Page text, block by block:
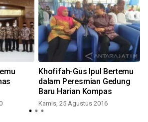
Khofifah-Gus Ipul Bertemu
dalam Peresmian Gedung
Baru Harian Kompas
Kamis, 25 Agustus 2016